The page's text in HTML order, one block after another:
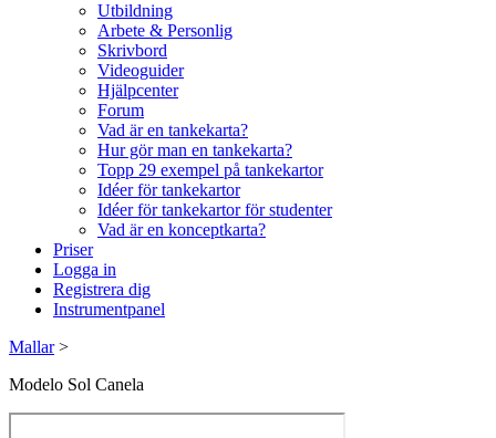
Utbildning
Arbete & Personlig
Skrivbord
Videoguider
Hjälpcenter
Forum
Vad är en tankekarta?
Hur gör man en tankekarta?
Topp 29 exempel på tankekartor
Idéer för tankekartor
Idéer för tankekartor för studenter
Vad är en konceptkarta?
Priser
Logga in
Registrera dig
Instrumentpanel
Mallar >
Modelo Sol Canela